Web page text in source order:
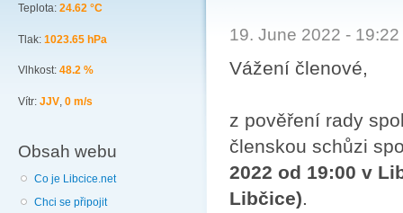
Teplota: 24.62 °C
Tlak: 1023.65 hPa
Vlhkost: 48.2 %
Vítr: JJV, 0 m/s
Obsah webu
Co je Libcice.net
Chci se připojit
19. June 2022 -
Vážení členové,
z pověření rady
členskou schůzi
2022 od 19:00 v
Libčice).